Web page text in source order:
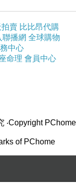
拍賣 比比昂代購
聯播網 全球購物
中心
命理 會員中心
‧Copyright PChome
of PChome